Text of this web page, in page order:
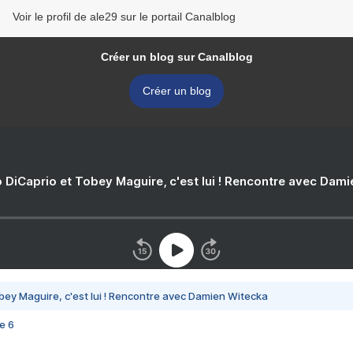
Voir le profil de ale29 sur le portail Canalblog
Créer un blog sur Canalblog
Créer un blog
DiCaprio et Tobey Maguire, c'est lui ! Rencontre avec
Maguire, c'est lui ! Rencontre avec Damien Witecka
6